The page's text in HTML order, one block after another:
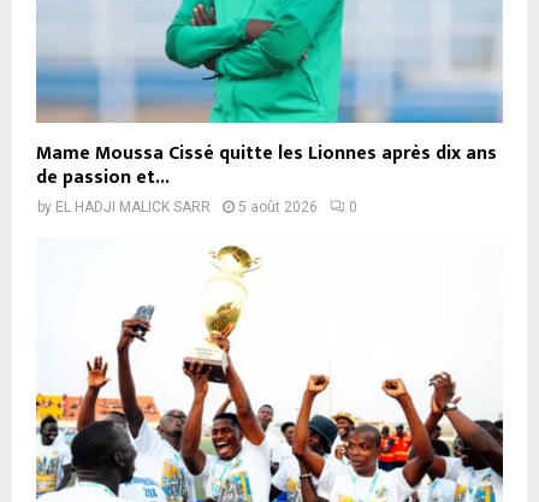
Mame Moussa Cissé quitte les Lionnes après dix ans
de passion et...
by EL HADJI MALICK SARR 5 août 2026 0